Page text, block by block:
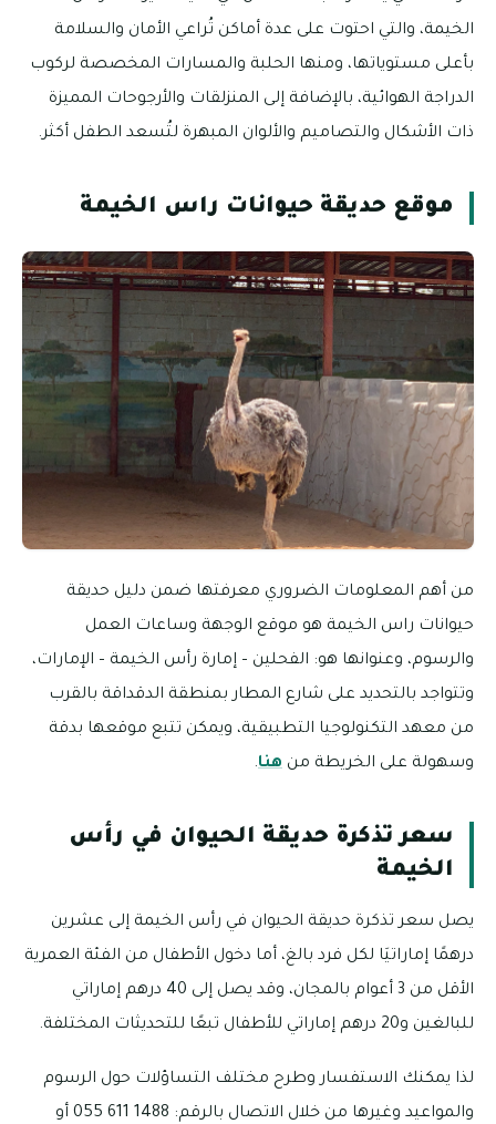
الخيمة، والتي احتوت على عدة أماكن تُراعي الأمان والسلامة
بأعلى مستوياتها، ومنها الحلبة والمسارات المخصصة لركوب
الدراجة الهوائية، بالإضافة إلى المنزلقات والأرجوحات المميزة
ذات الأشكال والتصاميم والألوان المبهرة لتُسعد الطفل أكثر.
موقع حديقة حيوانات راس الخيمة
من أهم المعلومات الضروري معرفتها ضمن دليل حديقة
حيوانات راس الخيمة هو موقع الوجهة وساعات العمل
والرسوم، وعنوانها هو: الفحلين – إمارة رأس الخيمة – الإمارات،
وتتواجد بالتحديد على شارع المطار بمنطقة الدقداقة بالقرب
من معهد التكنولوجيا التطبيقية، ويمكن تتبع موقعها بدقة
وسهولة على الخريطة من هنا.
سعر تذكرة حديقة الحيوان في رأس
الخيمة
يصل سعر تذكرة حديقة الحيوان في رأس الخيمة إلى عشرين
درهمًا إماراتيَا لكل فرد بالغ، أما دخول الأطفال من الفئة العمرية
الأقل من 3 أعوام بالمجان، وقد يصل إلى 40 درهم إماراتي
للبالغين و20 درهم إماراتي للأطفال تبعًا للتحديثات المختلفة.
لذا يمكنك الاستفسار وطرح مختلف التساؤلات حول الرسوم
والمواعيد وغيرها من خلال الاتصال بالرقم: 1488 611 055 أو